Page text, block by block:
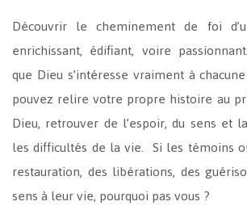
Découvrir le cheminement de foi
enrichissant, édifiant, voire
que Dieu s’intéresse vraiment à
pouvez relire votre propre histoire au
Dieu, retrouver de l’espoir, du sens et
les difficultés de la vie. Si les témoins
restauration, des libérations, des
sens à leur vie, pourquoi pas vous ?